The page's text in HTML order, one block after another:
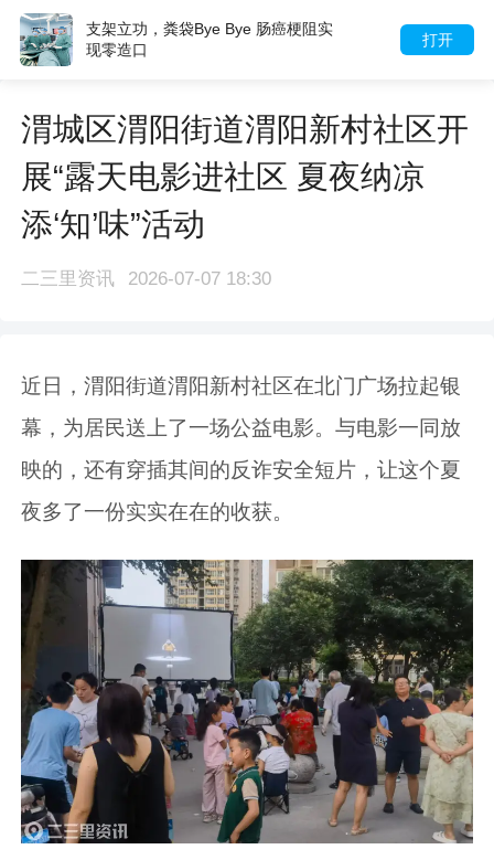
打开
支架立功，粪袋Bye Bye 肠癌梗阻实
现零造口
渭城区渭阳街道渭阳新村社区开
展“露天电影进社区 夏夜纳凉
添‘知’味”活动
二三里资讯 2026-07-07 18:30
近日，渭阳街道渭阳新村社区在北门广场拉起银
幕，为居民送上了一场公益电影。与电影一同放
映的，还有穿插其间的反诈安全短片，让这个夏
夜多了一份实实在在的收获。